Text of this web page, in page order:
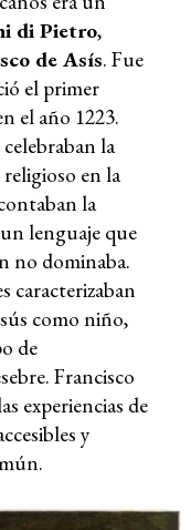
di Pietro,
de Asís. Fue
el primer
el año 1223.
la
en la
la
lenguaje que
no dominaba.
caracterizaban
como niño,
de
Francisco
experiencias de
y